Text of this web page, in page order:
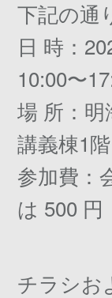
下記の通
日 時：
10:00〜
場 所：
講義棟1
参加費：
は 500 円
チラシお